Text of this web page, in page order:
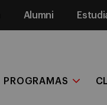
Alumni
PROGRAMAS